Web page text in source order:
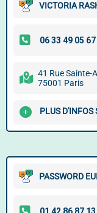
VICTORIA
41 Rue Sainte-
75001 Paris
PLUS D'INFOS
PASSWORD